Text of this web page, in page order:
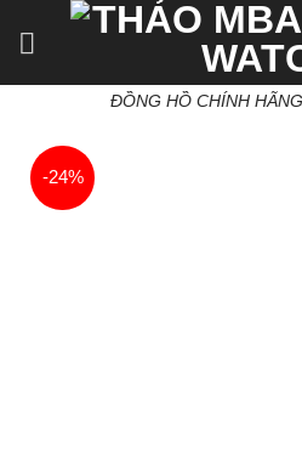
ĐỒNG HỒ CHÍNH
-24%